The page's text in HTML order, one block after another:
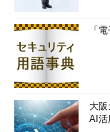
日本年金機構の痛
るのか
続けて、厚生労働
的型攻撃が明るみに
策室に配属され、再
「
大
AI活